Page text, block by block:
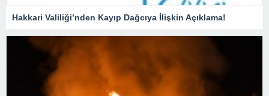
Hakkari Valiliği’nden Kayıp Dağcıya İlişkin Açıklama!